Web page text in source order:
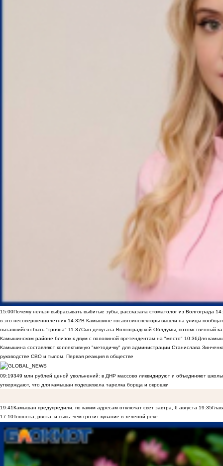
15:00Почему нельзя выбрасывать выбитые зубы, рассказала стоматолог из Волгограда
в это несовершеннолетних 14:32В Камышине госавтоинспекторы вышли на улицы
пытавшийся сбыть "трояна" 11:37Сын депутата Волгоградской Облдумы, потомственный
Камышинском районе близок к двум с половиной претендентам на "место" 10:36Для
Камышина составляют коллективную "методичку" для администрации Станислава
руководстве СВО и тылом. Первая реакция в обществе
09:19349 млн рублей ценой увольнений: в ДНР массово ликвидируют и объединяют
утверждают, что для камышан подешевела тарелка борща и окрошки
19:41Камышан предупредили, по каким адресам отключат свет завтра, 6 августа 19:35
17:10Тошнота, рвота и сыпь: чем грозит купание в зеленой реке